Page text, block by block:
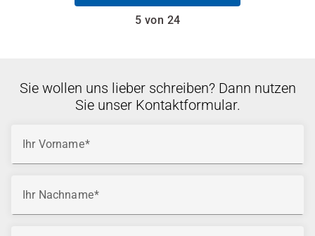
5 von 24
Sie wollen uns lieber schreiben? Dann nutzen
Sie unser Kontaktformular.
Ihr Vorname
Ihr Nachname